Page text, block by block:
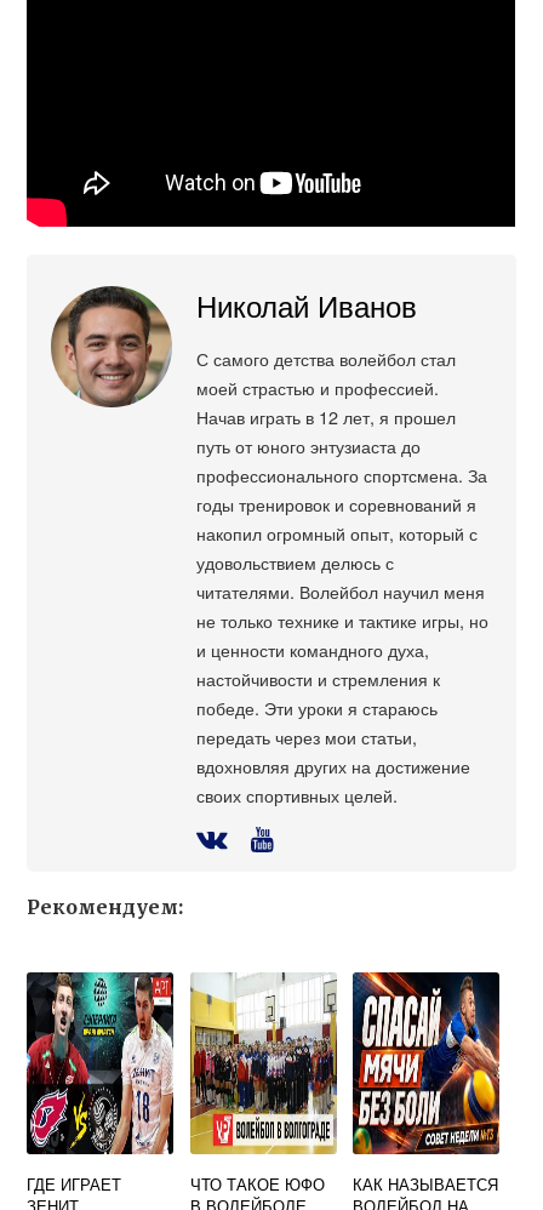
Николай Иванов
С самого детства волейбол стал
моей страстью и профессией.
Начав играть в 12 лет, я прошел
путь от юного энтузиаста до
профессионального спортсмена. За
годы тренировок и соревнований я
накопил огромный опыт, который с
удовольствием делюсь с
читателями. Волейбол научил меня
не только технике и тактике игры, но
и ценности командного духа,
настойчивости и стремления к
победе. Эти уроки я стараюсь
передать через мои статьи,
вдохновляя других на достижение
своих спортивных целей.
Рекомендуем:
ГДЕ ИГРАЕТ
ЧТО ТАКОЕ ЮФО
КАК НАЗЫВАЕТСЯ